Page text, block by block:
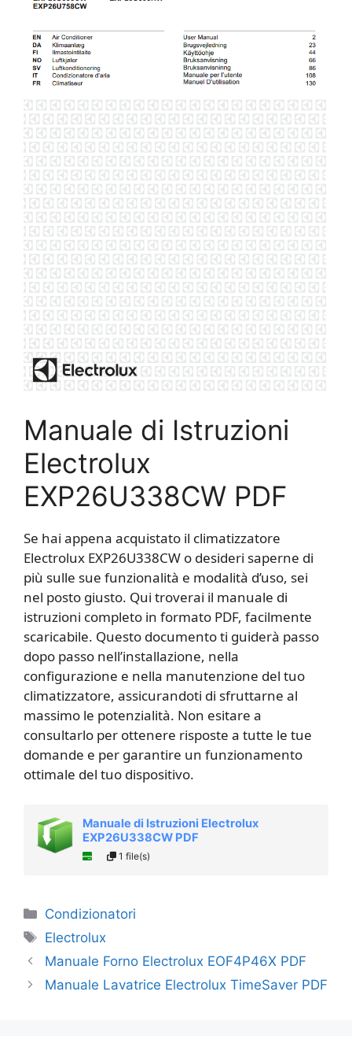
Manuale di Istruzioni
Electrolux
EXP26U338CW PDF
Se hai appena acquistato il climatizzatore
Electrolux EXP26U338CW o desideri saperne di
più sulle sue funzionalità e modalità d’uso, sei
nel posto giusto. Qui troverai il manuale di
istruzioni completo in formato PDF, facilmente
scaricabile. Questo documento ti guiderà passo
dopo passo nell’installazione, nella
configurazione e nella manutenzione del tuo
climatizzatore, assicurandoti di sfruttarne al
massimo le potenzialità. Non esitare a
consultarlo per ottenere risposte a tutte le tue
domande e per garantire un funzionamento
ottimale del tuo dispositivo.
Manuale di Istruzioni Electrolux
EXP26U338CW PDF
1 file(s)
Categorie
Condizionatori
Tag
Electrolux
Manuale Forno Electrolux EOF4P46X PDF
Manuale Lavatrice Electrolux TimeSaver PDF